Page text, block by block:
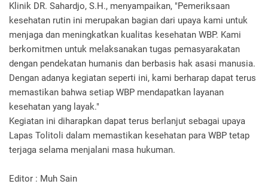
Klinik DR. Sahardjo, S.H., menyampaikan, "Pemeriksaan
kesehatan rutin ini merupakan bagian dari upaya kami untuk
menjaga dan meningkatkan kualitas kesehatan WBP. Kami
berkomitmen untuk melaksanakan tugas pemasyarakatan
dengan pendekatan humanis dan berbasis hak asasi manusia.
Dengan adanya kegiatan seperti ini, kami berharap dapat terus
memastikan bahwa setiap WBP mendapatkan layanan
kesehatan yang layak."
Kegiatan ini diharapkan dapat terus berlanjut sebagai upaya
Lapas Tolitoli dalam memastikan kesehatan para WBP tetap
terjaga selama menjalani masa hukuman.
Editor : Muh Sain